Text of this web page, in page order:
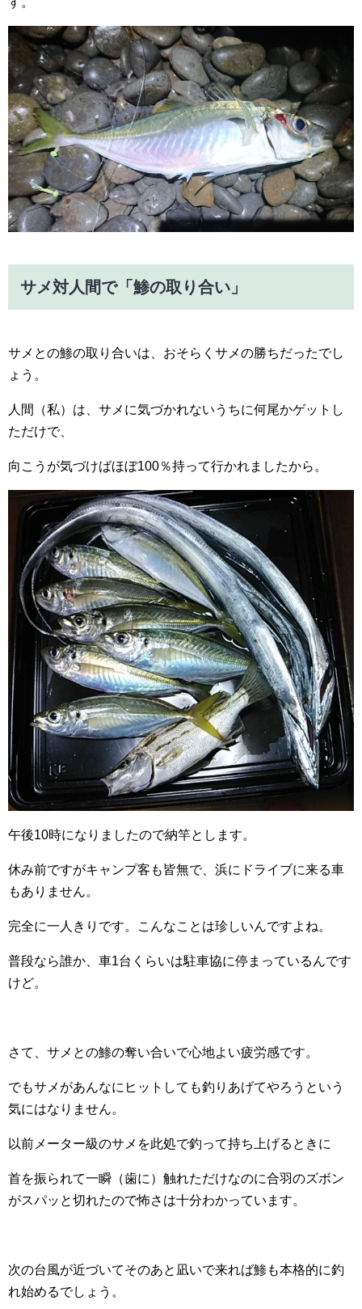
サメ対人間で「鯵の取り合い」
サメとの鯵の取り合いは、おそらくサメの勝ちだったでし
ょう。
人間（私）は、サメに気づかれないうちに何尾かゲットし
ただけで、
向こうが気づけばほぼ100％持って行かれましたから。
午後10時になりましたので納竿とします。
休み前ですがキャンプ客も皆無で、浜にドライブに来る車
もありません。
完全に一人きりです。こんなことは珍しいんですよね。
普段なら誰か、車1台くらいは駐車協に停まっているんです
けど。
さて、サメとの鯵の奪い合いで心地よい疲労感です。
でもサメがあんなにヒットしても釣りあげてやろうという
気にはなりません。
以前メーター級のサメを此処で釣って持ち上げるときに
首を振られて一瞬（歯に）触れただけなのに合羽のズボン
がスパッと切れたので怖さは十分わかっています。
次の台風が近づいてそのあと凪いで来れば鯵も本格的に釣
れ始めるでしょう。